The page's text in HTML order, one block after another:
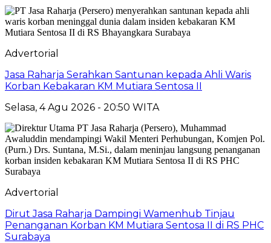
Advertorial
Jasa Raharja Serahkan Santunan kepada Ahli Waris
Korban Kebakaran KM Mutiara Sentosa II
Selasa, 4 Agu 2026 - 20:50 WITA
Advertorial
Dirut Jasa Raharja Dampingi Wamenhub Tinjau
Penanganan Korban KM Mutiara Sentosa II di RS PHC
Surabaya